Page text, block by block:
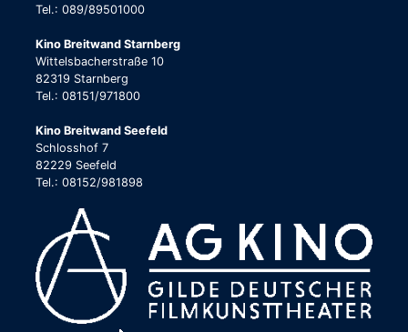
Tel.: 089/89501000
Kino Breitwand Starnberg
Wittelsbacherstraße 10
82319 Starnberg
Tel.: 08151/971800
Kino Breitwand Seefeld
Schlosshof 7
82229 Seefeld
Tel.: 08152/981898